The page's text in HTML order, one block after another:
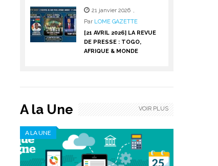
21 janvier 2026 ,
Par LOME GAZETTE
[21 AVRIL 2026] LA REVUE
DE PRESSE : TOGO,
AFRIQUE & MONDE
A la Une
A LA UNE
VOIR PLUS